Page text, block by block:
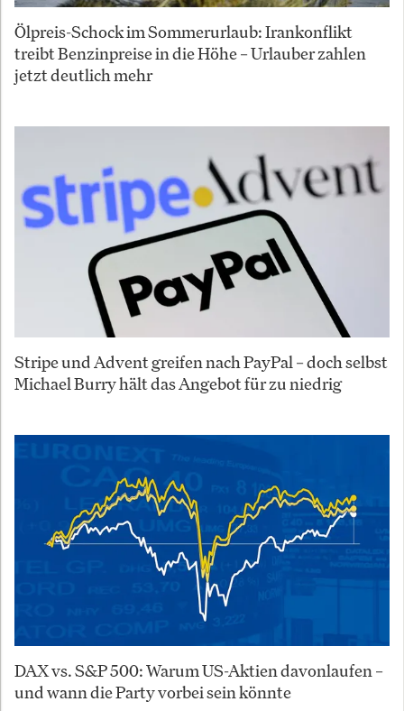
Ölpreis-Schock im Sommerurlaub: Irankonflikt
treibt Benzinpreise in die Höhe – Urlauber zahlen
jetzt deutlich mehr
Stripe und Advent greifen nach PayPal – doch selbst
Michael Burry hält das Angebot für zu niedrig
DAX vs. S&P 500: Warum US-Aktien davonlaufen –
und wann die Party vorbei sein könnte